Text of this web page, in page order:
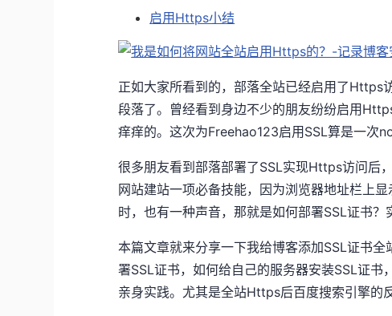
启用Https小结
正如大家所看到的，部落全站已经启用了Https
段落了。曾经看到身边不少的朋友纷纷启用
痒痒的。这次为Freehao123启用SSL算是一次
很多朋友看到部落部署了SSL实现Https访问后
网站建站一项必备技能，因为浏览器地址栏上
时，也有一种声音，那就是如何部署SSL证书？
本篇文章就来分享一下我给博客添加SSL证书
署SSL证书，如何给自己的服务器安装SSL证
亲身实践。尤其是全站Https后百度搜索引擎的